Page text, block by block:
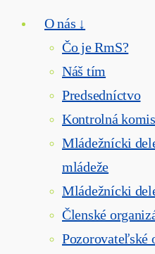
O nás ↓
Čo je RmS?
Náš tím
Predsedníctvo
Kontrolná
Mládežnícki
mládeže
Mládežnícki
Členské
Pozorovateľské